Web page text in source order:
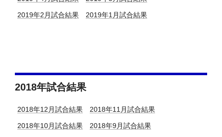
2019年2月試合結果 2019年1月試合結果
2018年試合結果
2018年12月試合結果 2018年11月試合結果
2018年10月試合結果 2018年9月試合結果